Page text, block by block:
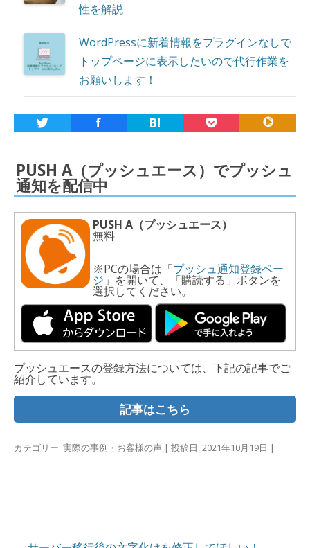
性を解説
WordPressに新着情報をプラグインなしで
トップページに表示したいので代行作業を
お願いします！
f B!
PUSH A（プッシュエース）でプッシュ
通知を配信中
PUSH A（プッシュエース）
無料
※PCの場合は「プッシュ通知登録ペー
ジ 」を開いて、「購読する」ボタンを
選択してください。
プッシュエースの登録方法については、下記の記事でご
紹介しています。
記事はこちら
カテゴリー: 実際の事例・お客様の声 | 投稿日: 2021年10月19日 |